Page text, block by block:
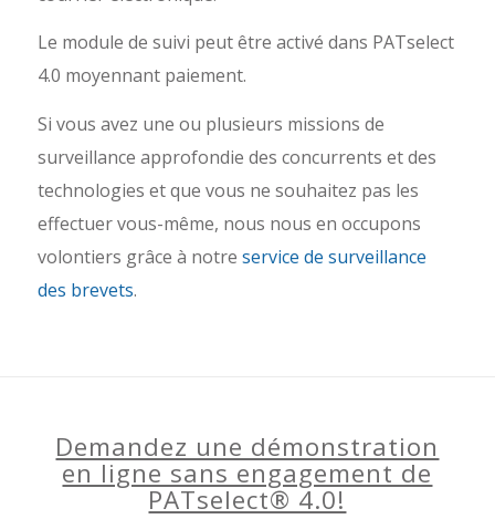
Le module de suivi peut être activé dans PATselect
4.0 moyennant paiement.
Si vous avez une ou plusieurs missions de
surveillance approfondie des concurrents et des
technologies et que vous ne souhaitez pas les
effectuer vous-même, nous nous en occupons
volontiers grâce à notre service de surveillance
des brevets.
Demandez une démonstration
en ligne sans engagement de
PATselect® 4.0!